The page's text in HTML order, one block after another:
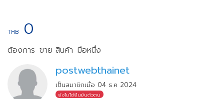
THB 0
ต้องการ: ขาย สินค้า: มือหนึ่ง
postwebthainet
เป็นสมาชิกเมื่อ 04 ธ.ค 2024
ยังไม่ได้ยืนยันตัวตน